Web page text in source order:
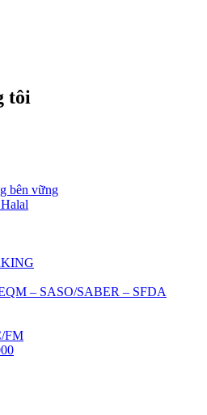
tôi
bên vững
– SASO/SABER – SFDA
FM